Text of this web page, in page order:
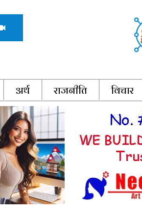
अर्थ राजनीति विचार